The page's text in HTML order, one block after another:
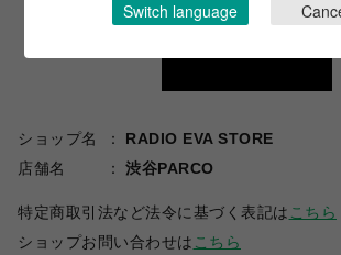
ショップ名
RADIO EVA STORE
店舗名
渋谷PARCO
特定商取引法など法令に基づく表記は こちら
ショップお問い合わせは こちら
Switch language